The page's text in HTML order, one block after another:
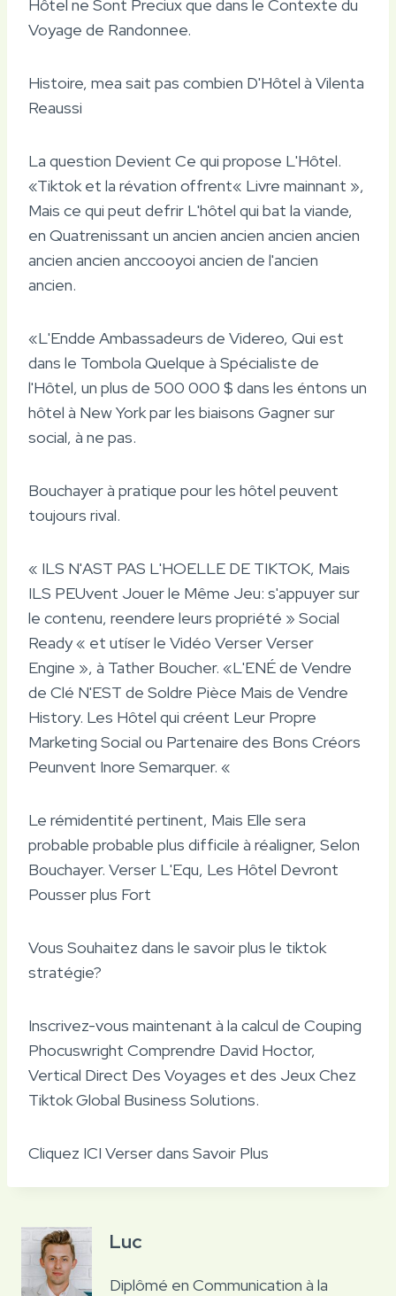
Hôtel ne Sont Preciux que dans le Contexte du
Voyage de Randonnee.
Histoire, mea sait pas combien D'Hôtel à Vilenta
Reaussi
La question Devient Ce qui propose L'Hôtel.
«Tiktok et la révation offrent« Livre mainnant »,
Mais ce qui peut defrir L'hôtel qui bat la viande,
en Quatrenissant un ancien ancien ancien ancien
ancien ancien anccooyoi ancien de l'ancien
ancien.
«L'Endde Ambassadeurs de Videreo, Qui est
dans le Tombola Quelque à Spécialiste de
l'Hôtel, un plus de 500 000 $ dans les éntons un
hôtel à New York par les biaisons Gagner sur
social, à ne pas.
Bouchayer à pratique pour les hôtel peuvent
toujours rival.
« ILS N'AST PAS L'HOELLE DE TIKTOK, Mais
ILS PEUvent Jouer le Même Jeu: s'appuyer sur
le contenu, reendere leurs propriété » Social
Ready « et utíser le Vidéo Verser Verser
Engine », à Tather Boucher. «L'ENÉ de Vendre
de Clé N'EST de Soldre Pièce Mais de Vendre
History. Les Hôtel qui créent Leur Propre
Marketing Social ou Partenaire des Bons Créors
Peunvent Inore Semarquer. «
Le rémidentité pertinent, Mais Elle sera
probable probable plus difficile à réaligner, Selon
Bouchayer. Verser L'Equ, Les Hôtel Devront
Pousser plus Fort
Vous Souhaitez dans le savoir plus le tiktok
stratégie?
Inscrivez-vous maintenant à la calcul de Couping
Phocuswright Comprendre David Hoctor,
Vertical Direct Des Voyages et des Jeux Chez
Tiktok Global Business Solutions.
Cliquez ICI Verser dans Savoir Plus
Luc
Diplômé en Communication à la